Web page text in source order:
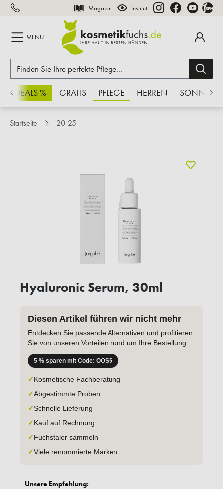
springen Magazin Institut
MENÜ
% GRATIS PFLEGE HERREN SONNE
Startseite 20-25
Hyaluronic Serum, 30ml
Diesen Artikel führen wir nicht mehr
Entdecken Sie passende Alternativen und profitieren
Sie von unseren Vorteilen rund um Ihre Bestellung.
5 % sparen mit Code: OOS5
✓Kosmetische Fachberatung
✓Abgestimmte Proben
✓Schnelle Lieferung
✓Kauf auf Rechnung
✓Fuchstaler sammeln
✓Viele renommierte Marken
Unsere Empfehlung: